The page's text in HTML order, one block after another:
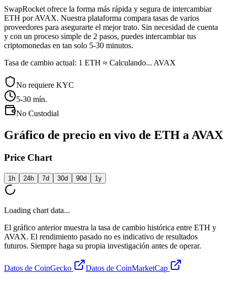
SwapRocket ofrece la forma más rápida y segura de intercambiar
ETH por AVAX. Nuestra plataforma compara tasas de varios
proveedores para asegurarte el mejor trato. Sin necesidad de cuenta
y con un proceso simple de 2 pasos, puedes intercambiar tus
criptomonedas en tan solo 5-30 minutos.
Tasa de cambio actual: 1 ETH ≈ Calculando... AVAX
No requiere KYC
5-30 mín.
No Custodial
Gráfico de precio en vivo de ETH a AVAX
Price Chart
1h 24h 7d 30d 90d 1y
Loading chart data...
El gráfico anterior muestra la tasa de cambio histórica entre ETH y
AVAX. El rendimiento pasado no es indicativo de resultados
futuros. Siempre haga su propia investigación antes de operar.
Datos de CoinGecko Datos de CoinMarketCap